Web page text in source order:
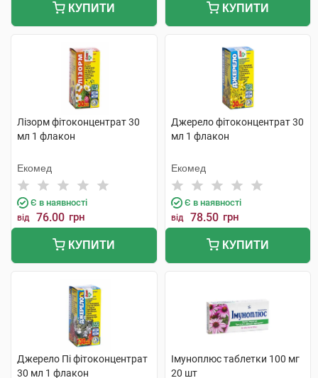
КУПИТИ КУПИТИ
Лізорм фітоконцентрат 30
мл 1 флакон
Екомед
Є в наявності
від 76.00 грн
КУПИТИ
Джерело фітоконцентрат 30
мл 1 флакон
Екомед
Є в наявності
від 78.50 грн
КУПИТИ
Джерело Пі фітоконцентрат
30 мл 1 флакон
Імуноплюс таблетки 100 мг
20 шт